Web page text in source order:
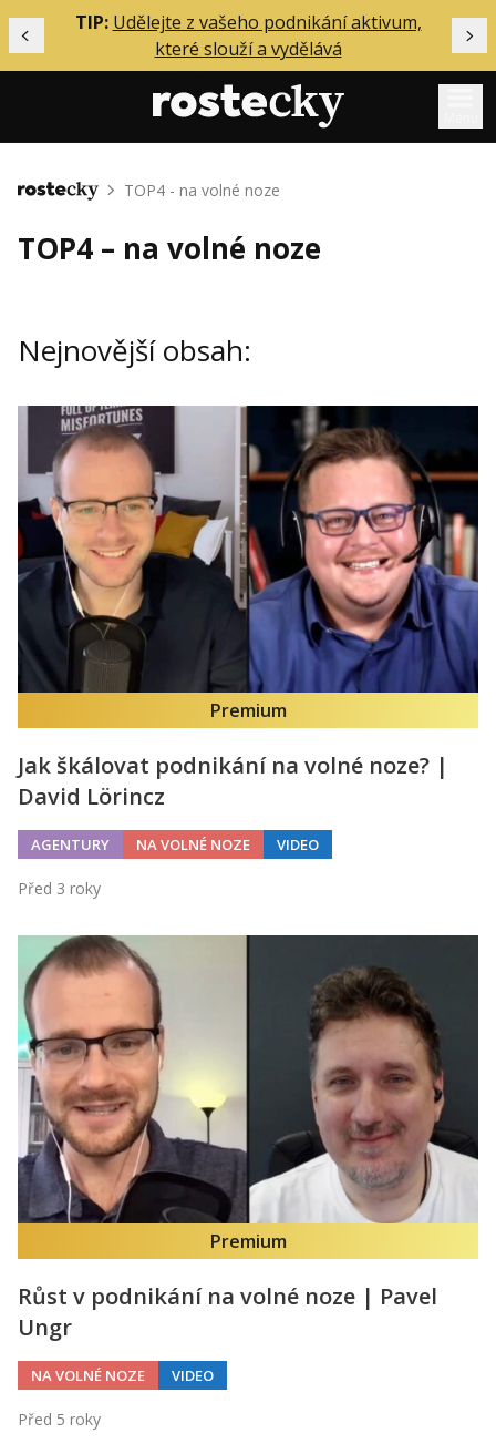
Předchozí
TIP: Udělejte z vašeho podnikání aktivum,
které slouží a vydělává
Mentoring
Solo
Inzerce
Přihlášení
Kontakt
Obchodní podmínky
Hledaná fráze Hledat
Domů TOP4 - na volné noze
TOP4 – na volné noze
Nejnovější obsah:
Premium
Jak škálovat podnikání na volné noze? |
David Lörincz
AGENTURY NA VOLNÉ NOZE VIDEO
Před 3 roky
Premium
Růst v podnikání na volné noze | Pavel
Ungr
NA VOLNÉ NOZE VIDEO
Před 5 roky